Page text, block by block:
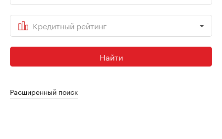
Кредитный рейтинг
Найти
Расширенный поиск